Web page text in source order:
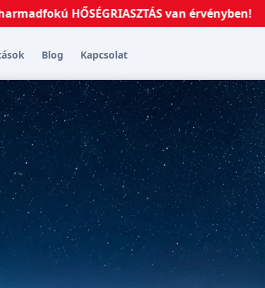
van érvényben!
Blog Kapcsolat